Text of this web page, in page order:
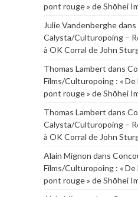
pont rouge » de Shōhei
Julie Vandenberghedans
Calysta/Culturopoing –
à OK Corral de John
Thomas Lambert dans
Films/Culturopoing : « De
pont rouge » de Shōhei
Thomas Lambert dans
Calysta/Culturopoing –
à OK Corral de John
Alain Mignon dans
Films/Culturopoing : « De
pont rouge » de Shōhei